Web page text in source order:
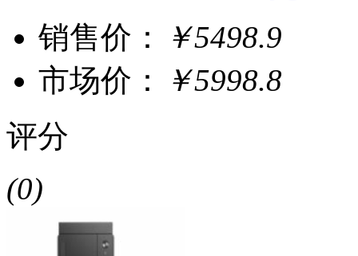
销售价：
￥5498.9
市场价：
￥5998.8
评分
(0)